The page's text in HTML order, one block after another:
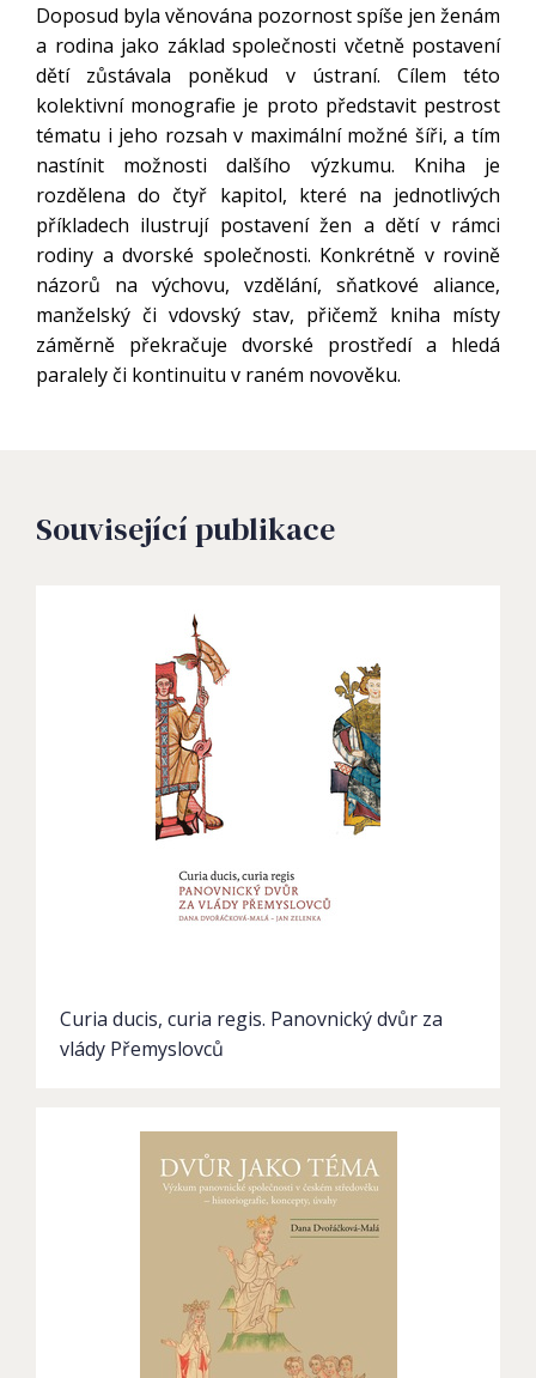
Doposud byla věnována pozornost spíše jen ženám
a rodina jako základ společnosti včetně postavení
dětí zůstávala poněkud v ústraní. Cílem této
kolektivní monografie je proto představit pestrost
tématu i jeho rozsah v maximální možné šíři, a tím
nastínit možnosti dalšího výzkumu. Kniha je
rozdělena do čtyř kapitol, které na jednotlivých
příkladech ilustrují postavení žen a dětí v rámci
rodiny a dvorské společnosti. Konkrétně v rovině
názorů na výchovu, vzdělání, sňatkové aliance,
manželský či vdovský stav, přičemž kniha místy
záměrně překračuje dvorské prostředí a hledá
paralely či kontinuitu v raném novověku.
Související publikace
Curia ducis, curia regis. Panovnický dvůr za
vlády Přemyslovců